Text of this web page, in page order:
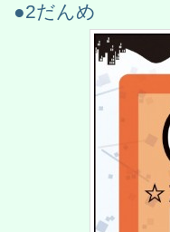
●2だんめ